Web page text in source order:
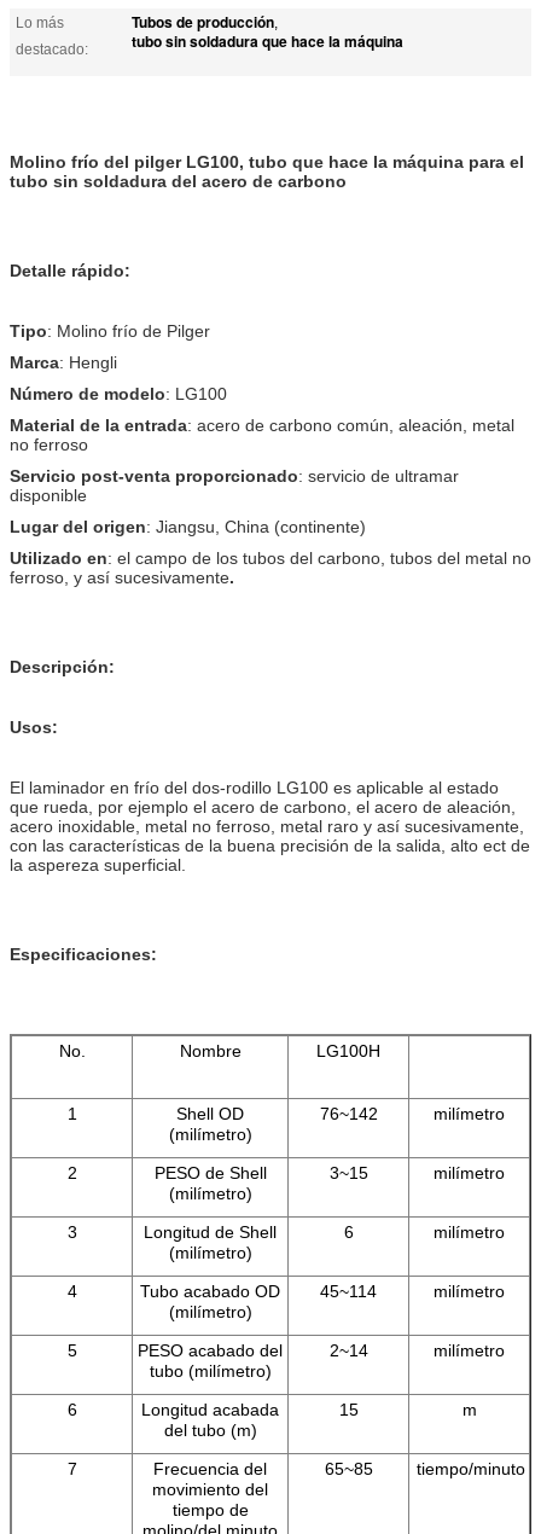
Lo más
destacado:
Tubos de producción,
tubo sin soldadura que hace la máquina
Molino frío del pilger LG100, tubo que hace la máquina para el
tubo sin soldadura del acero de carbono
Detalle rápido:
Tipo: Molino frío de Pilger
Marca: Hengli
Número de modelo: LG100
Material de la entrada: acero de carbono común, aleación, metal
no ferroso
Servicio post-venta proporcionado: servicio de ultramar
disponible
Lugar del origen: Jiangsu, China (continente)
Utilizado en: el campo de los tubos del carbono, tubos del metal no
ferroso, y así sucesivamente.
Descripción:
Usos:
El laminador en frío del dos-rodillo LG100 es aplicable al estado
que rueda, por ejemplo el acero de carbono, el acero de aleación,
acero inoxidable, metal no ferroso, metal raro y así sucesivamente,
con las características de la buena precisión de la salida, alto ect de
la aspereza superficial.
Especificaciones:
No. Nombre LG100H
1
Shell OD
(milímetro)
76~142 milímetro
2
PESO de Shell
(milímetro)
3~15 milímetro
3
Longitud de Shell
(milímetro)
6 milímetro
4
Tubo acabado OD
(milímetro)
45~114 milímetro
5
PESO acabado del
tubo (milímetro)
2~14 milímetro
6
Longitud acabada
del tubo (m)
15 m
7
Frecuencia del
movimiento del
tiempo de
65~85 tiempo/minuto